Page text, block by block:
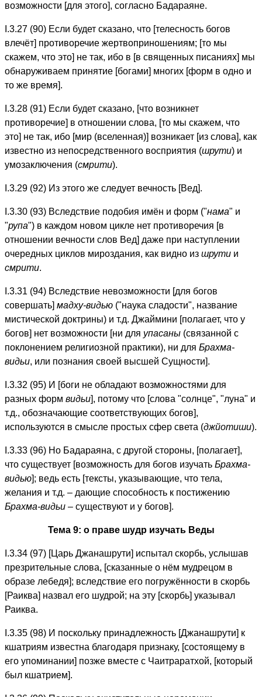
возможности [для этого], согласно Бадараяне.
I.3.27 (90) Если будет сказано, что [телесность богов
влечёт] противоречие жертвоприношениям; [то мы
скажем, что это] не так, ибо в [в священных писаниях] мы
обнаруживаем принятие [богами] многих [форм в одно и
то же время].
I.3.28 (91) Если будет сказано, [что возникнет
противоречие] в отношении слова, [то мы скажем, что
это] не так, ибо [мир (вселенная)] возникает [из слова], как
известно из непосредственного восприятия (шрути) и
умозаключения (смрити).
I.3.29 (92) Из этого же следует вечность [Вед].
I.3.30 (93) Вследствие подобия имён и форм ("нама" и
"рупа") в каждом новом цикле нет противоречия [в
отношении вечности слов Вед] даже при наступлении
очередных циклов мироздания, как видно из шрути и
смрити.
I.3.31 (94) Вследствие невозможности [для богов
совершать] мадху-видью ("наука сладости", название
мистической доктрины) и т.д. Джаймини [полагает, что у
богов] нет возможности [ни для упасаны (связанной с
поклонением религиозной практики), ни для Брахма-
видьи, или познания своей высшей Сущности].
I.3.32 (95) И [боги не обладают возможностями для
разных форм видьи], потому что [слова "солнце", "луна" и
т.д., обозначающие соответствующих богов],
используются в смысле простых сфер света (джйотиши).
I.3.33 (96) Но Бадараяна, с другой стороны, [полагает],
что существует [возможность для богов изучать Брахма-
видью]; ведь есть [тексты, указывающие, что тела,
желания и т.д. – дающие способность к постижению
Брахма-видьи – существуют и у богов].
Тема 9: о праве шудр изучать Веды
I.3.34 (97) [Царь Джанашрути] испытал скорбь, услышав
презрительные слова, [сказанные о нём мудрецом в
образе лебедя]; вследствие его погружённости в скорбь
[Раиква] назвал его шудрой; на эту [скорбь] указывал
Раиква.
I.3.35 (98) И поскольку принадлежность [Джанашрути] к
кшатриям известна благодаря признаку, [состоящему в
его упоминании] позже вместе с Чаитраратхой, [который
был кшатрием].